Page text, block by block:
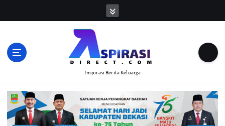
Inspirasi Berita Keluarga